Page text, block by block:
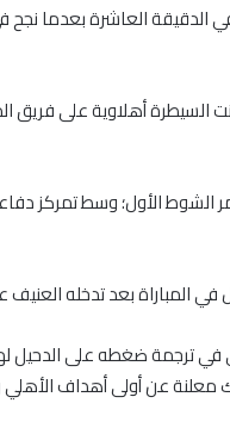
الدقيقة العاشرة بعدما
السيطرة أهلاوية على
الأول؛ وسط تمركز
المباراة بعد تدخله
نجح الأهلي في ترجمة ضغطه على
عن أولى أهداف الأهلي